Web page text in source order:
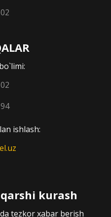
ishlash:
kurash
tezkor xabar berish